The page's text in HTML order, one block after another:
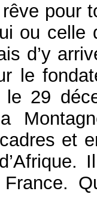
rêve pour
ou celle
d’y
le
29
et